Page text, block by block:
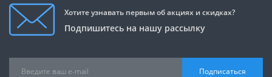
Хотите узнавать первым об акциях и скидках?
Подпишитесь на нашу рассылку
Подписаться